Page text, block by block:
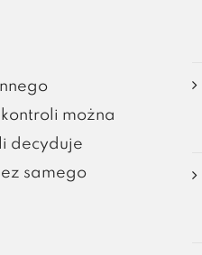
można
decyduje
samego